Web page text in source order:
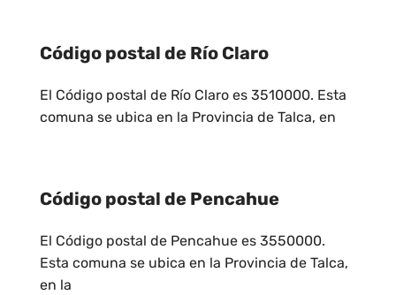
Código postal de Río Claro
El Código postal de Río Claro es 3510000. Esta
comuna se ubica en la Provincia de Talca, en
Código postal de Pencahue
El Código postal de Pencahue es 3550000.
Esta comuna se ubica en la Provincia de Talca,
en la